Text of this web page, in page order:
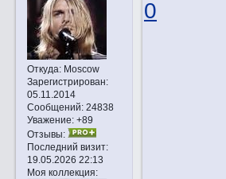
Откуда:Moscow
Зарегистрирован:
05.11.2014
Сообщений:24838
Уважение: +89
Отзывы:
Последний визит:
19.05.2026 22:13
Моя коллекция:
0